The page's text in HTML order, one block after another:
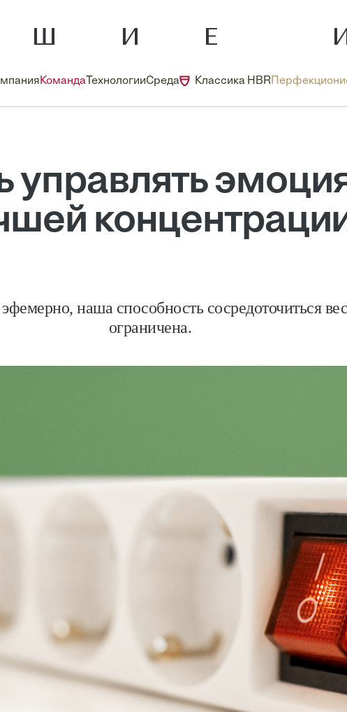
Команда ТехнологииСреда Классика HBR
управлять
наша способность сосредоточиться
ограничена.